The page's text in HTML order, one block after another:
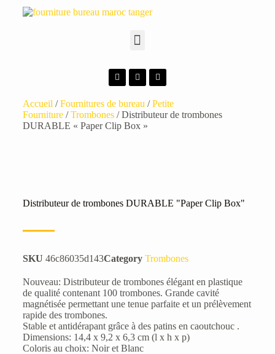
Accueil /Fournitures de bureau /Petite
Fourniture/Trombones/ Distributeur de trombones
DURABLE « Paper Clip Box »
Distributeur de trombones DURABLE "Paper Clip Box"
SKU 46c86035d143Category Trombones
Nouveau: Distributeur de trombones élégant en plastique
de qualité contenant 100 trombones. Grande cavité
magnétisée permettant une tenue parfaite et un prélèvement
rapide des trombones.
Stable et antidérapant grâce à des patins en caoutchouc .
Dimensions: 14,4 x 9,2 x 6,3 cm (l x h x p)
Coloris au choix: Noir et Blanc